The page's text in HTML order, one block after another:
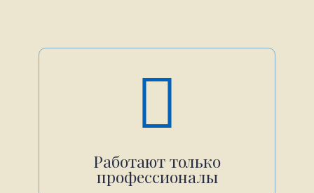
Работают только
профессионалы